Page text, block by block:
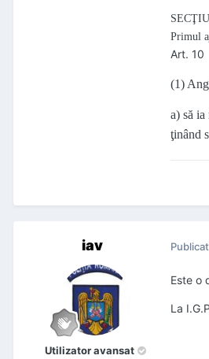
Primul
Art. 10
(1)
a) să ia
ţinând
iav
Utilizator avansat
Publicat
Este o
La